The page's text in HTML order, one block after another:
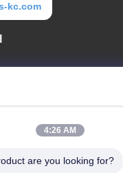
kc.com
181, rue Gushu 1,
4:26 AM
are you looking for?